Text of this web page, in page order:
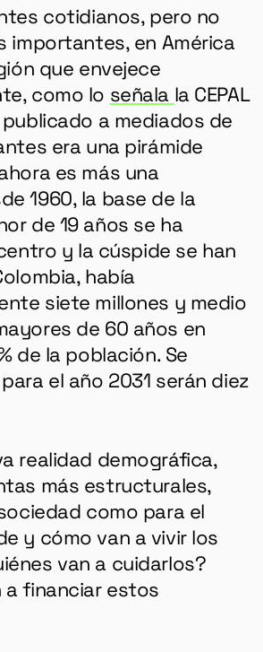
cotidianos, pero no
importantes, en América
que envejece
como lo señala la CEPAL
a mediados de
era una pirámide
es más una
1960, la base de la
de 19 años se ha
y la cúspide se han
había
siete millones y medio
de 60 años en
de la población. Se
el año 2031 serán diez
realidad demográfica,
más estructurales,
como para el
y cómo van a vivir los
van a cuidarlos?
a financiar estos